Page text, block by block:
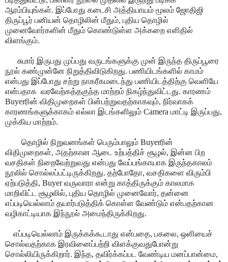
ஆரம்பியுங்கள். இப்போது கடைசி அத்தியாயம் மூலம் ஜோதிஜி
திருப்பூர் பனியன் தொழிலின் மீதும், புதிய தொழில்
முனைவோர்களின் மீதும் கொண்டுள்ள அக்கறை எளிதில்
விளங்கும்.
சுமார் இருபது முப்பது வருடங்களுக்கு முன் இருந்த திருப்பூரை
நூல் கண்முன்னே நிறுத்திவிடுகிறது. பணியிடங்களில் காமம்
என்பது இப்போது சற்று நாகரீகமடைந்து பணியிடத்திற்கு வெளியே
என்பதாக வரவேற்கத்தகுந்த மாற்றம் நிகழ்ந்துவிட்டது. காரணம்
Buyerரின் விதிமுறைகள் பின்பற்றுவதற்காகவும், நிர்வாகக்
காரணங்களுக்காகம் எல்லா இடங்களிலும் Camera மாட்டி இருப்பது,
முக்கிய மாற்றம்.
தொழில் நிறுவனங்கள் பெரும்பாலும் Buyerரின்
விதிமுறைகள், அதற்கான ஆடை உற்பத்திச் சூழல், இன்ன பிற
வசதிகள் நிறைவேற்றுவது என்பது வேப்பங்காயாக இருந்தகாலம்
நூலில் சொல்லப்பட்டிருக்கிறது. தற்போதோ, வசதிகளை விரும்பி
ஏற்படுத்தி, Buyer வருவாரா என்று காத்திருக்கும் காலமாக
மாறிவிட்ட சூழலில், புதிய தொழில் முனைவோர், தன்னை
எப்படியெல்லாம் தயார்படுத்திக் கொள்ள வேண்டும் என்பதற்கான
வழிகாட்டியாக இந்நூல் அமைந்திருக்கிறது.
எப்படியெல்லாம் இருக்கக்கூடாது என்பதை, பகலை, ஒளியைச்
சொல்வதற்காக இரவினைப்பற்றி விளக்குவதுபோன்று
சொல்லியிருக்கிறார். இந்த, தவிர்க்கப்பட வேண்டிய மனப்பான்மை,